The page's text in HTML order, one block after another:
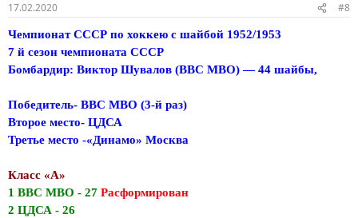
17.02.2020 #8
Чемпионат СССР по хоккею с шайбой 1952/1953
7 й сезон чемпионата СССР
Бомбардир: Виктор Шувалов (ВВС МВО) — 44 шайбы,
Победитель- ВВС МВО (3-й раз)
Второе место- ЦДСА
Третье место -«Динамо» Москва
Класс «А»
1 ВВС МВО - 27 Расформирован
2 ЦДСА - 26